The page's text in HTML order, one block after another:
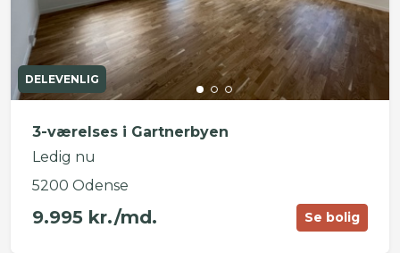
DELEVENLIG
3-værelses i Gartnerbyen
Ledig nu
5200 Odense
9.995 kr./md. Se bolig